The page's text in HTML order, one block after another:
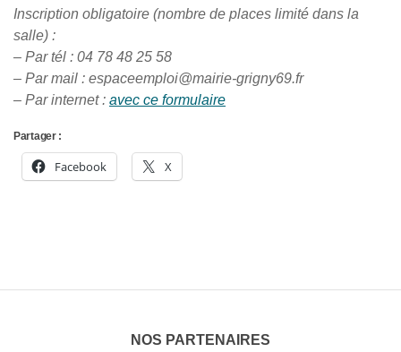
Inscription obligatoire (nombre de places limité dans la
salle) :
– Par tél : 04 78 48 25 58
– Par mail : espaceemploi@mairie-grigny69.fr
– Par internet : avec ce formulaire
Partager :
Facebook X
NOS PARTENAIRES